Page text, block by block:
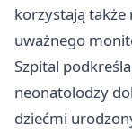
korzystają
uważnego
Szpital
neonatolodzy
dziećmi